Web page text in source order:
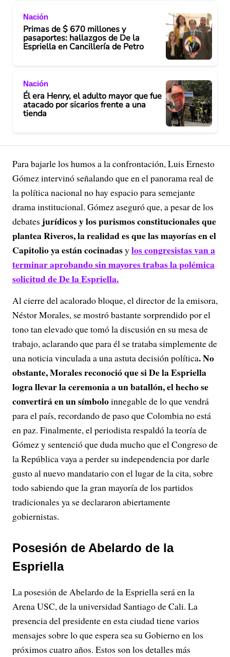
Nación
Primas de $ 670 millones y
pasaportes: hallazgos de De la
Espriella en Cancillería de Petro
Nación
Él era Henry, el adulto mayor que fue
atacado por sicarios frente a una
tienda
Para bajarle los humos a la confrontación, Luis Ernesto
Gómez intervinó señalando que en el panorama real de
la política nacional no hay espacio para semejante
drama institucional. Gómez aseguró que, a pesar de los
debates jurídicos y los purismos constitucionales que
plantea Riveros, la realidad es que las mayorías en el
Capitolio ya están cocinadasylos congresistas van a
terminar aprobando sin mayores trabas la polémica
solicitud de De la Espriella.
Al cierre del acalorado bloque, el director de la emisora,
Néstor Morales, se mostró bastante sorprendido por el
tono tan elevado que tomó la discusión en su mesa de
trabajo, aclarando que para él se trataba simplemente de
una noticia vinculada a una astuta decisión política. No
obstante, Morales reconoció que si De la Espriella
logra llevar la ceremonia a un batallón, el hecho se
convertirá en un símboloinnegable de lo que vendrá
para el país, recordando de paso que Colombia no está
en paz. Finalmente, el periodista respaldó la teoría de
Gómez y sentenció que duda mucho que el Congreso de
la República vaya a perder su independencia por darle
gusto al nuevo mandatario con el lugar de la cita, sobre
todo sabiendo que la gran mayoría de los partidos
tradicionales ya se declararon abiertamente
gobiernistas.
Posesión de Abelardo de la
Espriella
La posesión de Abelardo de la Espriella será en la
Arena USC, de la universidad Santiago de Cali. La
presencia del presidente en esta ciudad tiene varios
mensajes sobre lo que espera sea su Gobierno en los
próximos cuatro años. Estos son los detalles más